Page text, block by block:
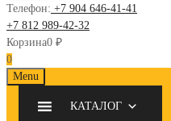
Телефон: +7 904 646-41-41
+7 812 989-42-32
Корзина0 ₽
0
Skip
content
Menu
КАТАЛОГ